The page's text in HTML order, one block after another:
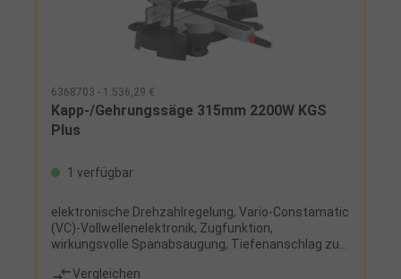
6368703 - 1.536,29 €
Kapp-/Gehrungssäge 315mm 2200W KGS
Plus
1 verfügbar
elektronische Drehzahlregelung, Vario-Constamatic
(VC)-Vollwellenelektronik, Zugfunktion,
wirkungsvolle Spanabsaugung, Tiefenanschlag zur
Vergleichen